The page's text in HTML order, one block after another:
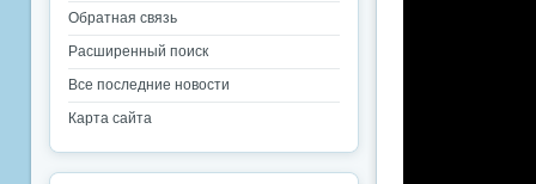
Обратная связь
Расширенный поиск
Все последние новости
Карта сайта